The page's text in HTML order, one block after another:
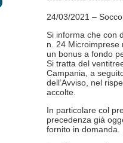
24/03/2021 –
Si informa che con
n. 24 Microimprese​
un bonus a fondo
Si tratta del
Campania, a
dell’Avviso, nel
accolte.
In particolare col
precedenza già
fornito in domanda.